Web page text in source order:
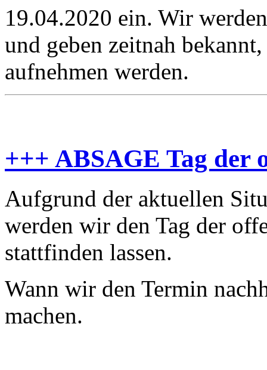
19.04.2020 ein. Wir
und geben zeitnah
aufnehmen werden.
+++ ABSAGE Tag der
Aufgrund der aktuellen
werden wir den Tag der
stattfinden lassen.
Wann wir den Termin
machen.